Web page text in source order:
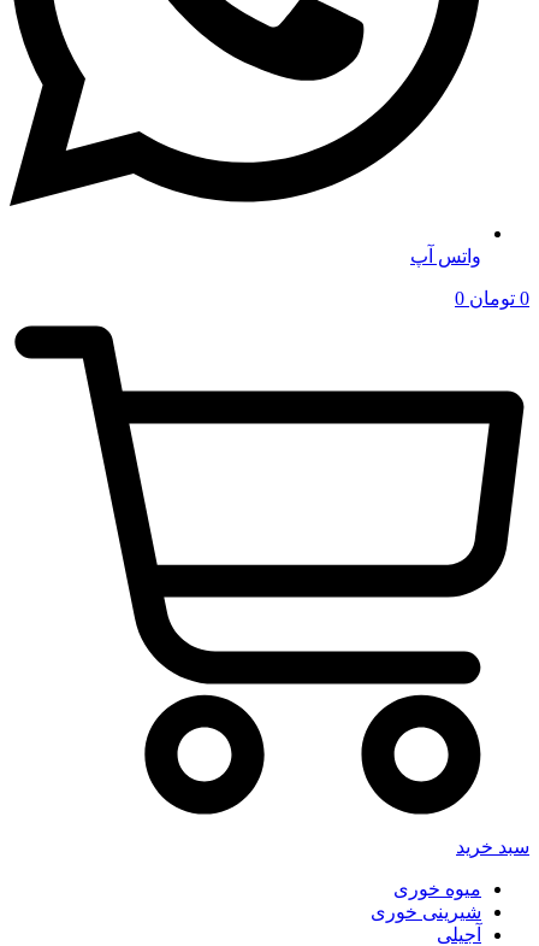
واتس آپ
0 تومان 0
سبد خرید
میوه خوری
شیرینی خوری
آجیلی